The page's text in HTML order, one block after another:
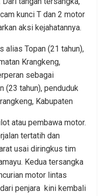
kunci T dan 2 motor
aksi kejahatannya.
alias Topan (21 tahun),
Krangkeng,
sebagai
(23 tahun), penduduk
Kabupaten
atau pembawa motor.
tertatih dan
usai diringkus tim
Kedua tersangka
motor lintas
penjara kini kembali